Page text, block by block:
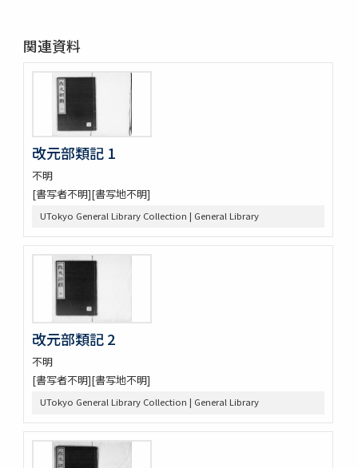
関連資料
改元部類記 1
不明
[書写者不明][書写地不明]
UTokyo General Library Collection | General Library
改元部類記 2
不明
[書写者不明][書写地不明]
UTokyo General Library Collection | General Library